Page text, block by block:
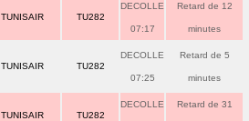
TUNISAIR TU282
DECOLLE
07:17
Retard de 12
minutes
TUNISAIR TU282
DECOLLE
07:25
Retard de 5
minutes
TUNISAIR TU282
DECOLLE Retard de 31